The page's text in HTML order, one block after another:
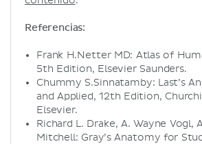
Referencias:
Frank H.Netter MD: Atlas of
5th Edition, Elsevier Saunders.
Chummy S.Sinnatamby: Last’s
and Applied, 12th Edition,
Elsevier.
Richard L. Drake, A. Wayne Vogl,
Mitchell: Gray’s Anatomy for